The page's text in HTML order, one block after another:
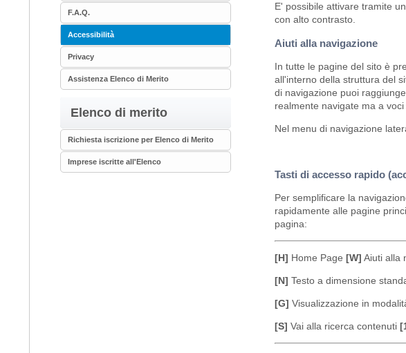
F.A.Q.
Accessibilità
Privacy
Assistenza Elenco di Merito
Elenco di merito
Richiesta iscrizione per Elenco di Merito
Imprese iscritte all'Elenco
E' possibile attivare tramite
con alto contrasto.
Aiuti alla navigazione
In tutte le pagine del sito è
all'interno della struttura del
di navigazione puoi
realmente navigate ma a
Nel menu di navigazione
Tasti di accesso rapido
Per semplificare la
rapidamente alle pagine
pagina:
[H] Home Page [W] Aiuti alla
[N] Testo a dimensione
[G] Visualizzazione in
[S] Vai alla ricerca contenuti